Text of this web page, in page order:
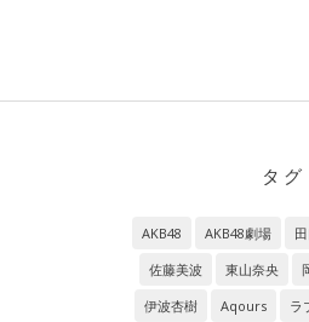
タグ
AKB48 AKB48劇場
佐藤美波
東山奈央
伊波杏樹
Aqours
ラ